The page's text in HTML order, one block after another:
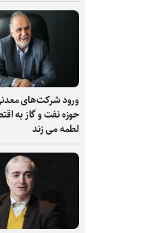
ورود شرکت‌های
حوزه نفت و گاز به
لطمه می زند